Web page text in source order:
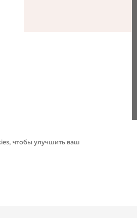
чтобы улучшить ваш